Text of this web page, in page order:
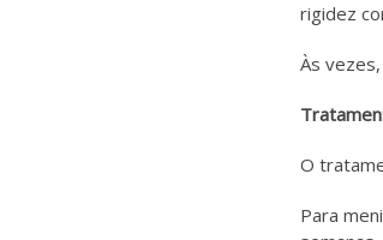
rigidez
Às
O
Para